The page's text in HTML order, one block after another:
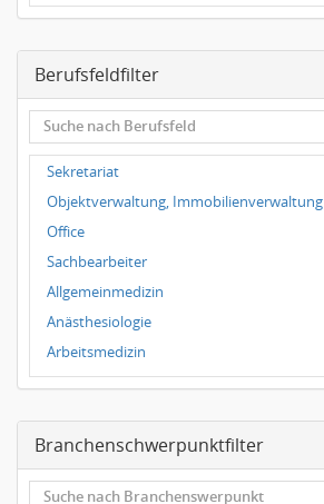
Dresden
Leipzig
Dortmund
Wuppertal
Hallbergmoos
Würzburg
Grünwald
Ulm
Bielefeld
Hannover
Duisburg
Berufsfeldfilter
Sekretariat
Objektverwaltung, Immobilienverwaltung
Office
Sachbearbeiter
Allgemeinmedizin
Anästhesiologie
Arbeitsmedizin
Augenheilkunde
Frauenheilkunde, Geburtshilfe
Hals-Nasen-Ohrenheilkunde
Branchenschwerpunktfilter